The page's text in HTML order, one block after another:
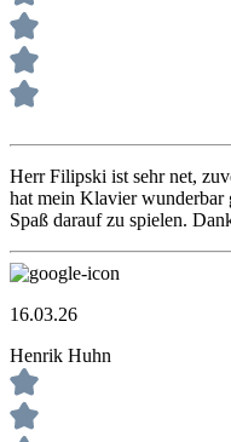
Herr Filipski ist sehr net,
hat mein Klavier wunderbar
Spaß darauf zu spielen.
16.03.26
Henrik Huhn